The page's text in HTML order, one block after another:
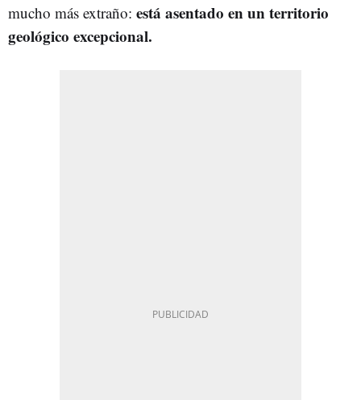
mucho más extraño: está asentado en un territorio
geológico excepcional.